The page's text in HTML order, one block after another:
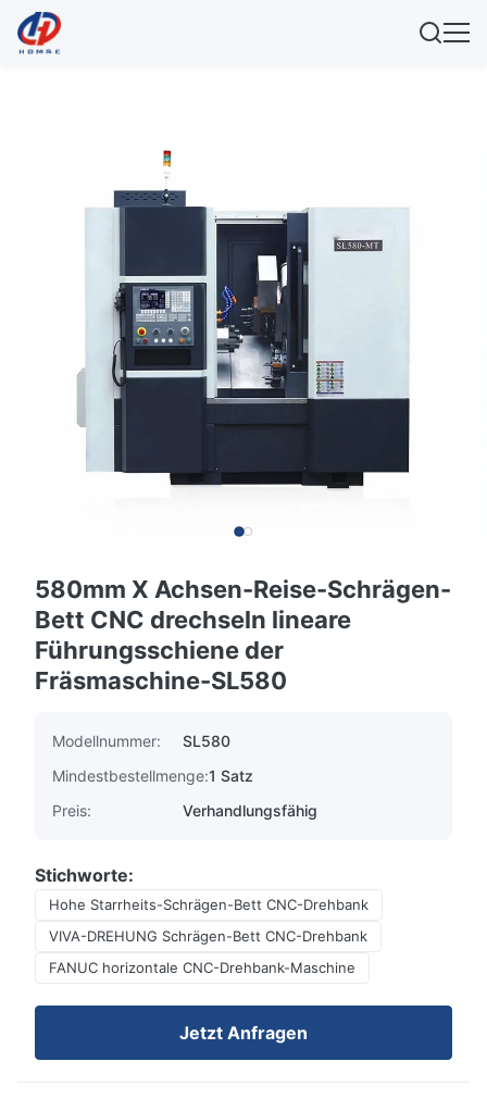
580mm X Achsen-Reise-Schrägen-
Bett CNC drechseln lineare
Führungsschiene der
Fräsmaschine-SL580
Modellnummer:
SL580
Mindestbestellmenge:1 Satz
Preis:
Verhandlungsfähig
Stichworte:
Hohe Starrheits-Schrägen-Bett CNC-Drehbank
VIVA-DREHUNG Schrägen-Bett CNC-Drehbank
FANUC horizontale CNC-Drehbank-Maschine
Jetzt Anfragen